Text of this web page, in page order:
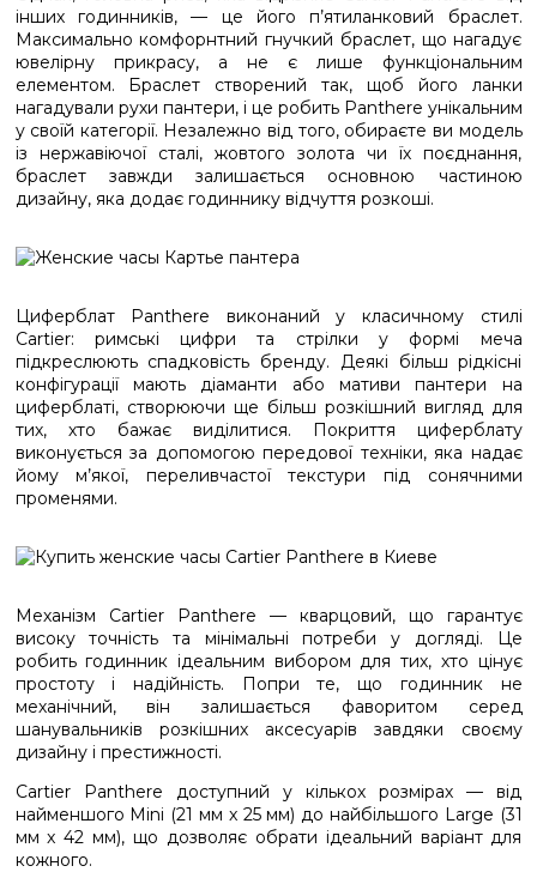
інших годинників, — це його п’ятиланковий браслет.
Максимально комфорнтний гнучкий браслет, що нагадує
ювелірну прикрасу, а не є лише функціональним
елементом. Браслет створений так, щоб його ланки
нагадували рухи пантери, і це робить Panthere унікальним
у своїй категорії. Незалежно від того, обираєте ви модель
із нержавіючої сталі, жовтого золота чи їх поєднання,
браслет завжди залишається основною частиною
дизайну, яка додає годиннику відчуття розкоші.
Циферблат Panthere виконаний у класичному стилі
Cartier: римські цифри та стрілки у формі меча
підкреслюють спадковість бренду. Деякі більш рідкісні
конфігурації мають діаманти або мативи пантери на
циферблаті, створюючи ще більш розкішний вигляд для
тих, хто бажає виділитися. Покриття циферблату
виконується за допомогою передової техніки, яка надає
йому м’якої, переливчастої текстури під сонячними
променями.
Механізм Cartier Panthere — кварцовий, що гарантує
високу точність та мінімальні потреби у догляді. Це
робить годинник ідеальним вибором для тих, хто цінує
простоту і надійність. Попри те, що годинник не
механічний, він залишається фаворитом серед
шанувальників розкішних аксесуарів завдяки своєму
дизайну і престижності.
Cartier Panthere доступний у кількох розмірах — від
найменшого Mini (21 мм x 25 мм) до найбільшого Large (31
мм x 42 мм), що дозволяє обрати ідеальний варіант для
кожного.